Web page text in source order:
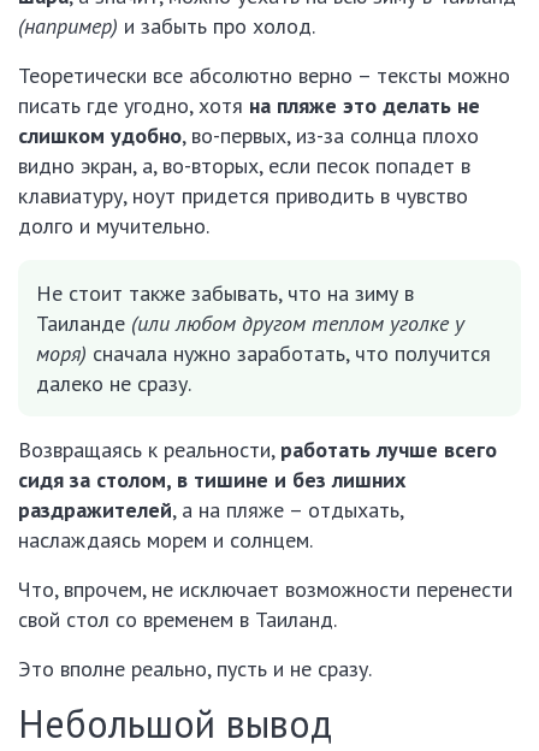
(например) и забыть про холод.
Теоретически все абсолютно верно – тексты можно
писать где угодно, хотя на пляже это делать не
слишком удобно, во-первых, из-за солнца плохо
видно экран, а, во-вторых, если песок попадет в
клавиатуру, ноут придется приводить в чувство
долго и мучительно.
Не стоит также забывать, что на зиму в
Таиланде (или любом другом теплом уголке у
моря) сначала нужно заработать, что получится
далеко не сразу.
Возвращаясь к реальности, работать лучше всего
сидя за столом, в тишине и без лишних
раздражителей, а на пляже – отдыхать,
наслаждаясь морем и солнцем.
Что, впрочем, не исключает возможности перенести
свой стол со временем в Таиланд.
Это вполне реально, пусть и не сразу.
Небольшой вывод